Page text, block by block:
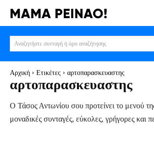
Αναζητήστε συνταγή ή όρο αναζήτησης
Αρχική Ετικέτες αρτοπαρασκευαστης
αρτοπαρασκευαστης
Ο Τάσος Αντωνίου σου προτείνει το μενού
μοναδικές συνταγές, εύκολες, γρήγορες και